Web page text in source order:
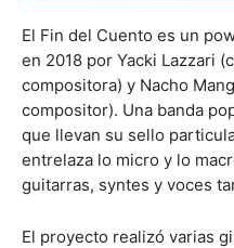
El Fin del Cuento es un
en 2018 por Yacki Lazzari
compositora) y Nacho
compositor). Una banda
que llevan su sello
entrelaza lo micro y lo
guitarras, syntes y voces
El proyecto realizó varias